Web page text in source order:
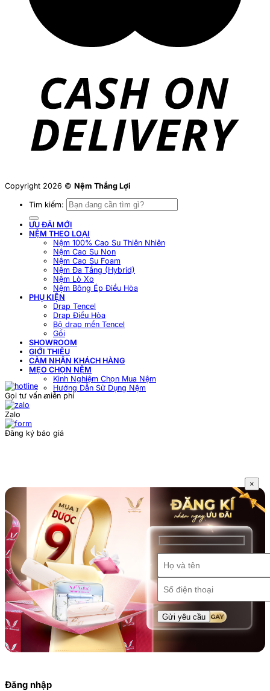
Copyright 2026 © Nệm Thắng Lợi
Tìm kiếm:
ƯU ĐÃI MỚI
NỆM THEO LOẠI
Nệm 100% Cao Su Thiên Nhiên
Nệm Cao Su Non
Nệm Cao Su Foam
Nệm Đa Tầng (Hybrid)
Nệm Lò Xo
Nệm Bông Ép Điều Hòa
PHỤ KIỆN
Drap Tencel
Drap Điều Hòa
Bộ drap mền Tencel
Gối
SHOWROOM
GIỚI THIỆU
CẢM NHẬN KHÁCH HÀNG
MẸO CHỌN NỆM
Kinh Nghiệm Chọn Mua Nệm
Hướng Dẫn Sử Dụng Nệm
Gọi tư vấn miễn phí
Zalo
Đăng ký báo giá
×
Đăng nhập